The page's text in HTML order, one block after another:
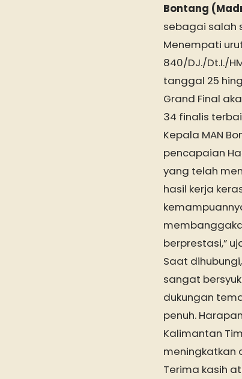
Bontang
sebagai salah
Menempati
840/DJ./Dt.I./
tanggal 25
Grand Final
34 finalis
Kepala MAN
pencapaian
yang telah
hasil kerja
berprestasi,”
Saat
sangat
dukungan
penuh.
Kalimantan
meningkatkan
Terima kasih